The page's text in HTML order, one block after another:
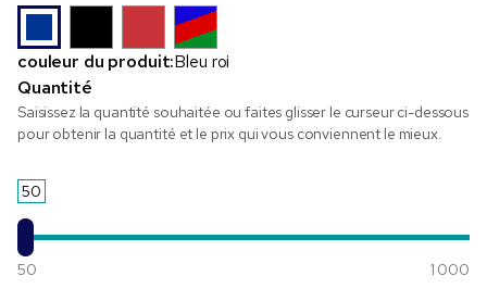
couleur du produit:Bleu roi
Quantité
Saisissez la quantité souhaitée ou faites glisser le curseur ci-dessous
pour obtenir la quantité et le prix qui vous conviennent le mieux.
50
50 1 000